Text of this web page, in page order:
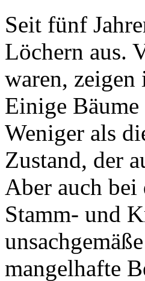
Seit fünf
Löchern aus.
waren, zeigen
Einige
Weniger als
Zustand, der
Aber auch bei
Stamm- und
mangelhafte